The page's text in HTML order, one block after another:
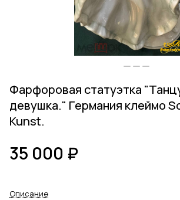
Фарфоровая статуэтка
девушка." Германия клеймо
Kunst.
35 000 ₽
Описание